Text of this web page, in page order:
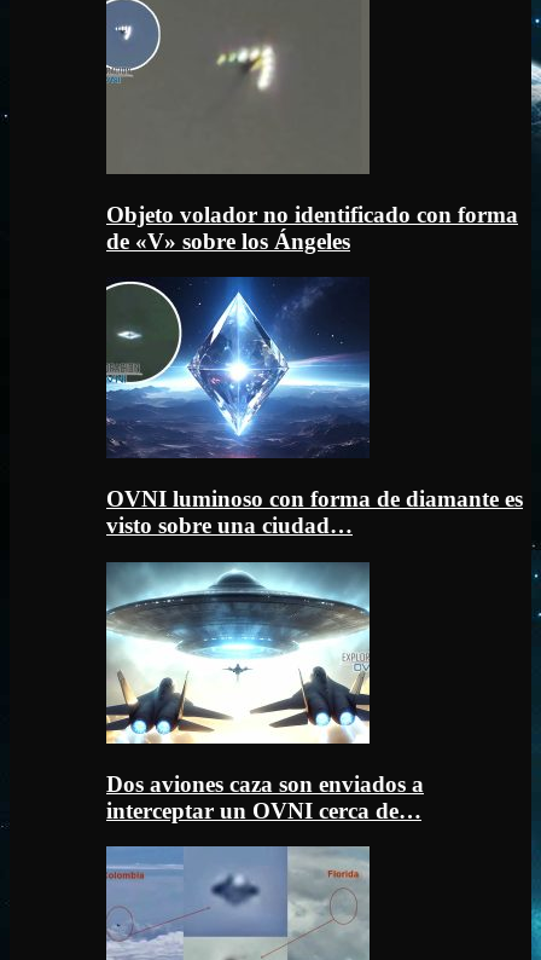
Objeto volador no identificado con forma
de «V» sobre los Ángeles
OVNI luminoso con forma de diamante es
visto sobre una ciudad…
Dos aviones caza son enviados a
interceptar un OVNI cerca de…